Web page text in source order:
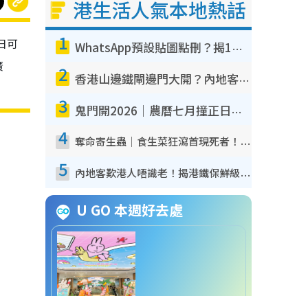
可
港生活人氣本地熱話
1 WhatsApp預設貼圖點刪？揭1招「反向操作」還原簡潔介面 附3步實測教學
2 香港山邊鐵閘邊門大開？內地客困惑意義何在！網民神回覆：呢種叫法理性防禦
3 鬼門開2026｜農曆七月撞正日全食特別邪？專家警告切忌做一事！揭4大禁忌+2招保平安
4 奪命寄生蟲｜食生菜狂瀉首現死者！疫潮惡化錄1.8萬宗病例 揭洗菜3大謬誤
5 內地客歎港人唔識老！揭港鐵保鮮級冷氣 港人求放過：咪投訴
U GO 本週好去處